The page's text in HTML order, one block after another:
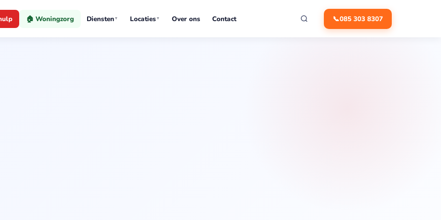
🏠 Woningzorg Diensten▼ Locaties▼ Over ons Contact 📞085 303 8307